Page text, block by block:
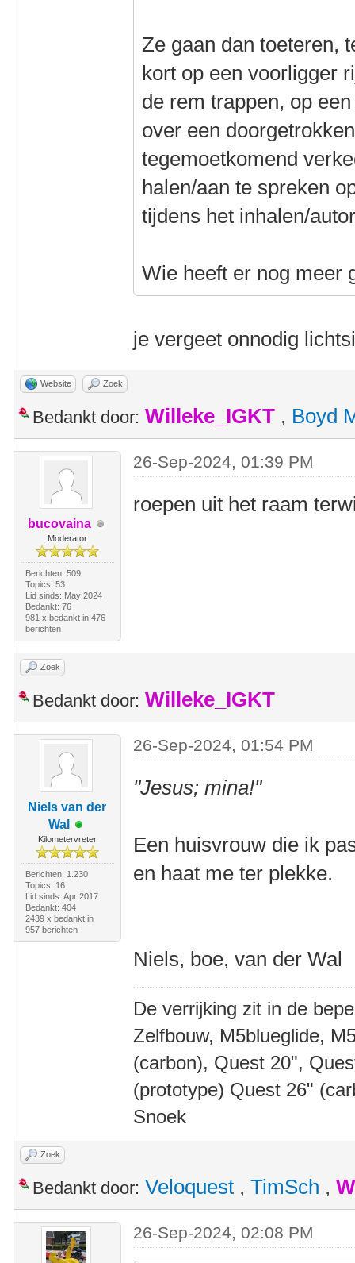
Ze gaan dan toeteren,
kort op een voorligger
de rem trappen, op
over een
tegemoetkomend
halen/aan te spreken
tijdens het inhalen/
Wie heeft er nog meer
je vergeet onnodig
Website Zoek
Bedankt door: Willeke_IGKT , Boyd
bucovaina
Moderator
Berichten: 509
Topics: 53
Lid sinds: May 2024
Bedankt: 76
981 x bedankt in 476
berichten
26-Sep-2024, 01:39 PM
roepen uit het raam
Zoek
Bedankt door: Willeke_IGKT
Niels van der
Wal
Kilometervreter
Berichten: 1.230
Topics: 16
Lid sinds: Apr 2017
Bedankt: 404
2439 x bedankt in
957 berichten
26-Sep-2024, 01:54 PM
"Jesus; mina!"
Een huisvrouw die ik
en haat me ter plekke.
Niels, boe, van der Wal
De verrijking zit in de
Zelfbouw, M5blueglide,
(carbon), Quest 20",
(prototype) Quest 26"
Snoek
Zoek
Bedankt door: Veloquest , TimSch ,
26-Sep-2024, 02:08 PM